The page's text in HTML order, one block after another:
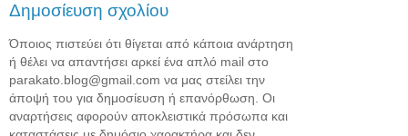
Δημοσίευση σχολίου
Όποιος πιστεύει ότι θίγεται από κάποια ανάρτηση
ή θέλει να απαντήσει αρκεί ένα απλό mail στο
parakato.blog@gmail.com να μας στείλει την
άποψή του για δημοσίευση ή επανόρθωση. Οι
αναρτήσεις αφορούν αποκλειστικά πρόσωπα και